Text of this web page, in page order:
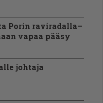
Porin raviradalla –
vapaa pääsy
johtaja